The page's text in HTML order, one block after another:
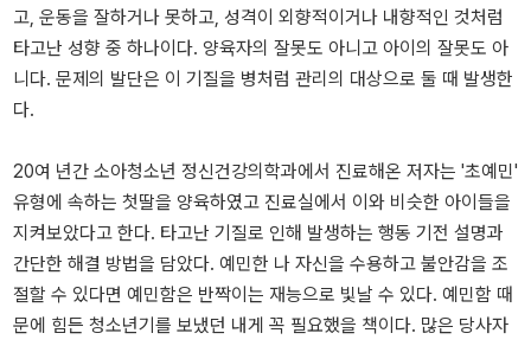
고, 운동을 잘하거나 못하고, 성격이 외향적이거나 내향적인 것처럼
타고난 성향 중 하나이다. 양육자의 잘못도 아니고 아이의 잘못도 아
니다. 문제의 발단은 이 기질을 병처럼 관리의 대상으로 둘 때 발생한
다.
20여 년간 소아청소년 정신건강의학과에서 진료해온 저자는 '초예민'
유형에 속하는 첫딸을 양육하였고 진료실에서 이와 비슷한 아이들을
지켜보았다고 한다. 타고난 기질로 인해 발생하는 행동 기전 설명과
간단한 해결 방법을 담았다. 예민한 나 자신을 수용하고 불안감을 조
절할 수 있다면 예민함은 반짝이는 재능으로 빛날 수 있다. 예민함 때
문에 힘든 청소년기를 보냈던 내게 꼭 필요했을 책이다. 많은 당사자